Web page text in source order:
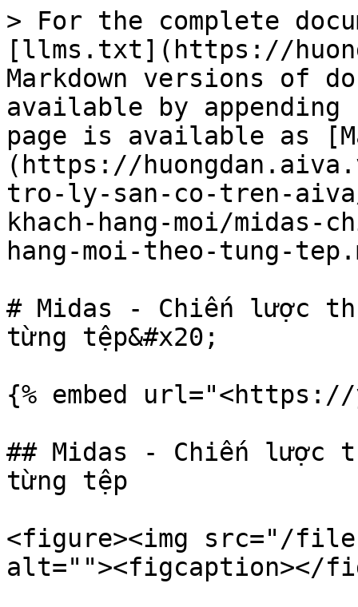
> For the complete
[llms.txt](https://
Markdown versions of
available by
page is available as
(https://
tro-ly-san-co-tren-
khach-hang-moi/midas-
hang-moi-theo-tung-
# Midas - Chiến lược
từng tệp&#x20;
{% embed url="<https://
## Midas - Chiến lược
từng tệp
<figure><img src="/files/
alt=""><figcaption></